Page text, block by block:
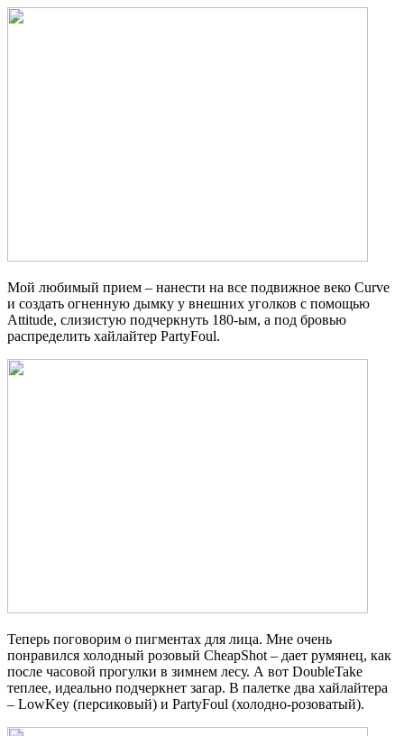
Мой любимый прием – нанести на все подвижное веко Curve
и создать огненную дымку у внешних уголков с помощью
Attitude, слизистую подчеркнуть 180-ым, а под бровью
распределить хайлайтер PartyFoul.
Теперь поговорим о пигментах для лица. Мне очень
понравился холодный розовый CheapShot – дает румянец, как
после часовой прогулки в зимнем лесу. А вот DoubleTake
теплее, идеально подчеркнет загар. В палетке два хайлайтера
– LowKey (персиковый) и PartyFoul (холодно-розоватый).